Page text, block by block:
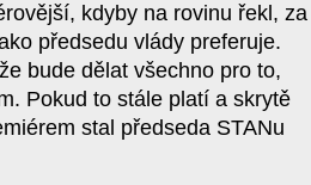
kdyby na rovinu řekl, za
předsedu vlády preferuje.
bude dělat všechno pro to,
Pokud to stále platí a skrytě
stal předseda STANu